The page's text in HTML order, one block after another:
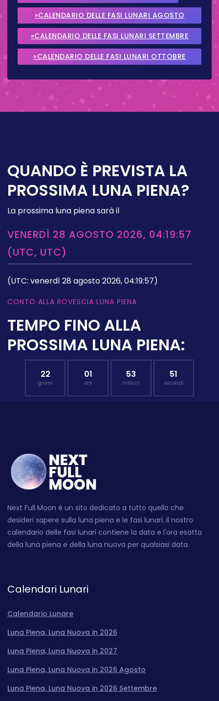
»CALENDARIO DELLE FASI LUNARI AGOSTO
2026
»CALENDARIO DELLE FASI LUNARI SETTEMBRE
2026
»CALENDARIO DELLE FASI LUNARI OTTOBRE
QUANDO È PREVISTA LA
PROSSIMA LUNA PIENA?
La prossima luna piena sarà il
VENERDÌ 28 AGOSTO 2026, 04:19:57
(UTC, UTC)
(UTC: venerdì 28 agosto 2026, 04:19:57)
CONTO ALLA ROVESCIA LUNA PIENA
TEMPO FINO ALLA
PROSSIMA LUNA PIENA:
22
giorni
01
ore
53
minuti
50
secondi
Next Full Moon è un sito dedicato a tutto quello che
desideri sapere sulla luna piena e le fasi lunari. Il nostro
calendario delle fasi lunari contiene la data e l'ora esatta
della luna piena e della luna nuova per qualsiasi data.
Calendari Lunari
Calendario Lunare
Luna Piena, Luna Nuova in 2026
Luna Piena, Luna Nuova in 2027
Luna Piena, Luna Nuova in 2026 Agosto
Luna Piena, Luna Nuova in 2026 Settembre